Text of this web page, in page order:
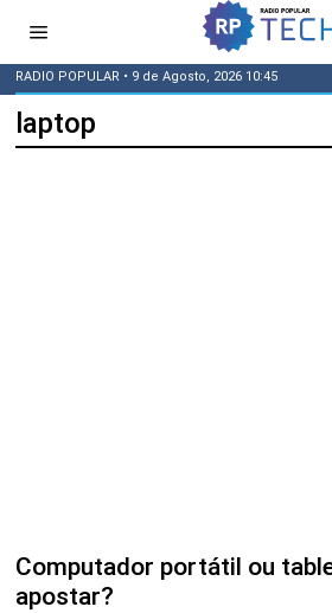
RADIO POPULAR • 9 de Agosto, 2026 10:45
laptop
Computador portátil ou
apostar?